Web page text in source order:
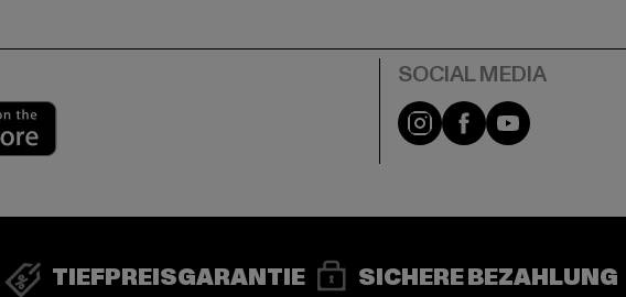
Instagram
FacebookYouTube
TIEFPREISGARANTIE SICHERE BEZAHLUNG